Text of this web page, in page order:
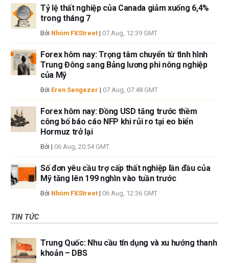
Tỷ lệ thất nghiệp của Canada giảm xuống 6,4%
trong tháng 7
Bởi Nhóm FXStreet | 07 Aug, 12:39 GMT
Forex hôm nay: Trọng tâm chuyển từ tình hình
Trung Đông sang Bảng lương phi nông nghiệp
của Mỹ
Bởi Eren Sengezer | 07 Aug, 07:48 GMT
Forex hôm nay: Đồng USD tăng trước thềm
công bố báo cáo NFP khi rủi ro tại eo biển
Hormuz trở lại
Bởi | 06 Aug, 20:54 GMT
Số đơn yêu cầu trợ cấp thất nghiệp lần đầu của
Mỹ tăng lên 199 nghìn vào tuần trước
Bởi Nhóm FXStreet | 06 Aug, 12:36 GMT
TIN TỨC
Trung Quốc: Nhu cầu tín dụng và xu hướng thanh
khoản – DBS